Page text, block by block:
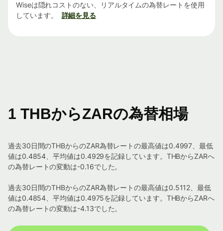
Wiseは隠れコストのない、リアルタイムの為替レートを使用
しています。
詳細を見る
1 THBからZARの為替相場
過去30日間のTHBからのZAR為替レートの最高値は0.4997、最低
値は0.4854、平均値は0.4929を記録しています。THBからZARへ
の為替レートの変動は-0.16でした。
過去30日間のTHBからのZAR為替レートの最高値は0.5112、最低
値は0.4854、平均値は0.4975を記録しています。THBからZARへ
の為替レートの変動は-4.13でした。